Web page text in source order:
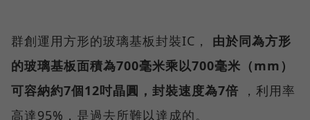
群創運用方形的玻璃基板封裝IC， 由於同為方形
的玻璃基板面積為700毫米乘以700毫米（mm）
可容納約7個12吋晶圓，封裝速度為7倍 ，利用率
高達95%，是過去所難以達成的。